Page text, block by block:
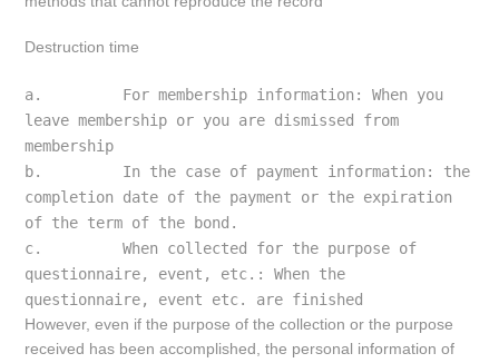
Destruction time
a.         For membership information: When you
leave membership or you are dismissed from
membership
b.         In the case of payment information: the
completion date of the payment or the expiration
of the term of the bond.
c.         When collected for the purpose of
questionnaire, event, etc.: When the
questionnaire, event etc. are finished
However, even if the purpose of the collection or the purpose
received has been accomplished, the personal information of